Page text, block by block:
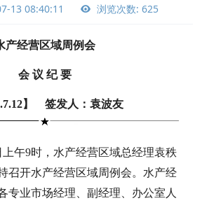
13 08:40:11 浏览次数: 625
产经营区域周例会
会 议 纪 要
】 签发人：袁波友
上午9时，水产经营区域总经理袁秩
召开水产经营区域周例会。水产经
专业市场经理、副经理、办公室人